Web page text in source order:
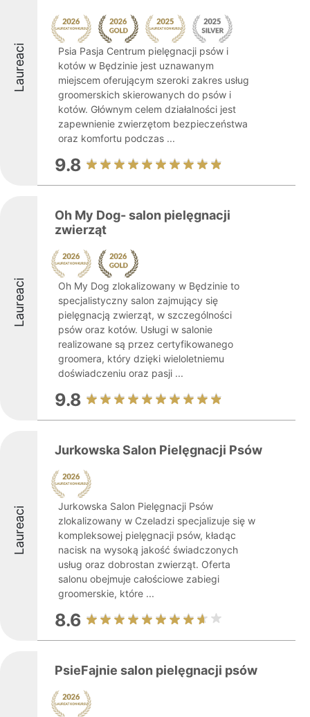
Laureaci
Psia Pasja Centrum pielęgnacji psów i
kotów w Będzinie jest uznawanym
miejscem oferującym szeroki zakres usług
groomerskich skierowanych do psów i
kotów. Głównym celem działalności jest
zapewnienie zwierzętom bezpieczeństwa
oraz komfortu podczas ...
9.8
Laureaci
Oh My Dog- salon pielęgnacji
zwierząt
Oh My Dog zlokalizowany w Będzinie to
specjalistyczny salon zajmujący się
pielęgnacją zwierząt, w szczególności
psów oraz kotów. Usługi w salonie
realizowane są przez certyfikowanego
groomera, który dzięki wieloletniemu
doświadczeniu oraz pasji ...
9.8
Laureaci
Jurkowska Salon Pielęgnacji Psów
Jurkowska Salon Pielęgnacji Psów
zlokalizowany w Czeladzi specjalizuje się w
kompleksowej pielęgnacji psów, kładąc
nacisk na wysoką jakość świadczonych
usług oraz dobrostan zwierząt. Oferta
salonu obejmuje całościowe zabiegi
groomerskie, które ...
8.6
PsieFajnie salon pielęgnacji psów